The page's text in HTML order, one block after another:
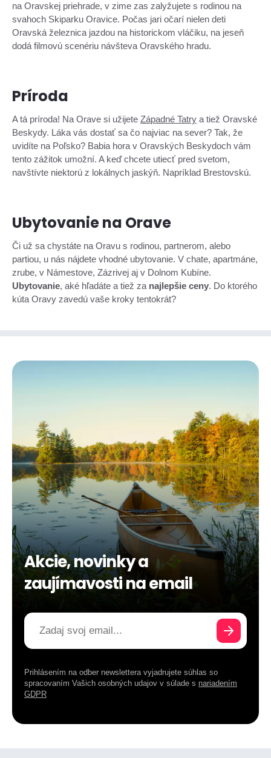
na Oravskej priehrade, v zime zas zalyžujete s rodinou na
svahoch Skiparku Oravice. Počas jari očarí nielen deti
Oravská železnica jazdou na historickom vláčiku, na jeseň
dodá filmovú scenériu návšteva Oravského hradu.
Príroda
A tá príroda! Na Orave si užijete Západné Tatry a tiež Oravské
Beskydy. Láka vás dostať sa čo najviac na sever? Tak, že
uvidíte na Poľsko? Babia hora v Oravských Beskydoch vám
tento zážitok umožní. A keď chcete utiecť pred svetom,
navštívte niektorú z lokálnych jaskýň. Napríklad Brestovskú.
Ubytovanie na Orave
Či už sa chystáte na Oravu s rodinou, partnerom, alebo
partiou, u nás nájdete vhodné ubytovanie. V chate, apartmáne,
zrube, v Námestove, Zázrivej aj v Dolnom Kubíne.
Ubytovanie, aké hľadáte a tiež za najlepšie ceny. Do ktorého
kúta Oravy zavedú vaše kroky tentokrát?
Akcie, novinky a
zaujímavosti na email
Prihlásením na odber newslettera vyjadrujete súhlas so
spracovaním Vašich osobných udajov v súlade s nariadením
GDPR